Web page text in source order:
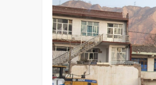
Chức Có Nhiều Thay Đổi…